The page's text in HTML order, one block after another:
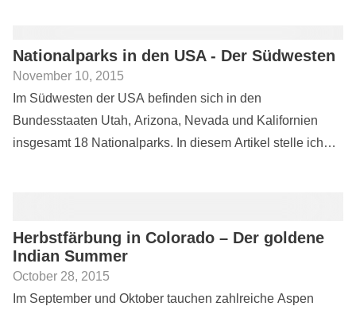
Nationalparks in den USA - Der Südwesten
November 10, 2015
Im Südwesten der USA befinden sich in den
Bundesstaaten Utah, Arizona, Nevada und Kalifornien
insgesamt 18 Nationalparks. In diesem Artikel stelle ich
Herbstfärbung in Colorado – Der goldene
Indian Summer
October 28, 2015
Im September und Oktober tauchen zahlreiche Aspen